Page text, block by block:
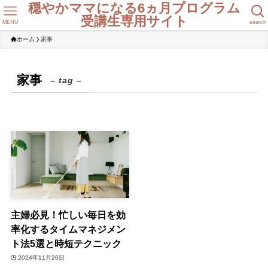
穏やかママになる6ヵ月プログラム
受講生専用サイト
search
MENU
ホーム 家事
家事 – tag –
主婦必見！忙しい毎日を効
率化するタイムマネジメン
ト法5選と時短テクニック
2024年11月26日